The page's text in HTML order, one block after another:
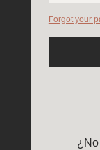
Forgot your